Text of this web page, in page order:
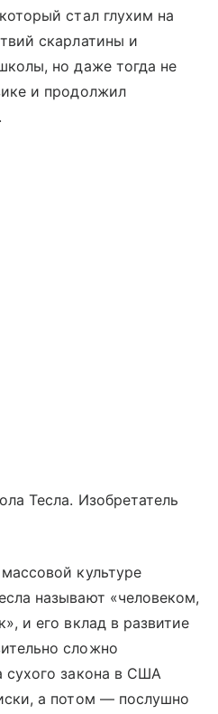
стал глухим на
скарлатины и
но даже тогда не
и продолжил
Тесла. Изобретатель
культуре
называют «человеком,
и его вклад в развитие
сложно
сухого закона в США
а потом — послушно